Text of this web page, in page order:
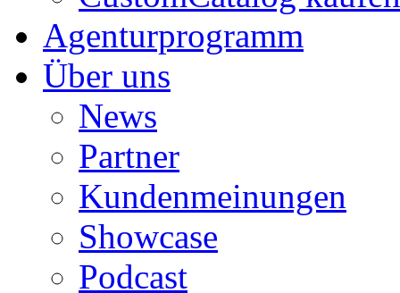
Agenturprogramm
Über uns
News
Partner
Kundenmeinungen
Showcase
Podcast